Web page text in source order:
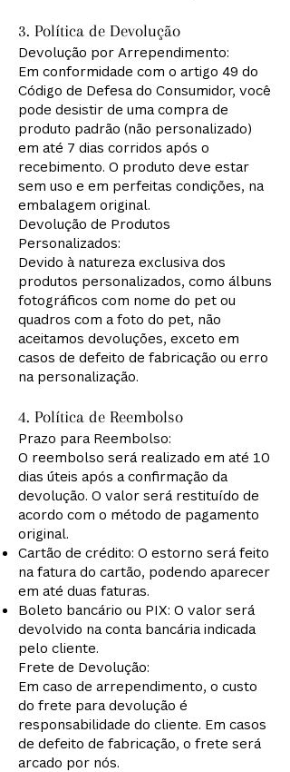
3. Política de Devolução
Devolução por Arrependimento:
Em conformidade com o artigo 49 do
Código de Defesa do Consumidor, você
pode desistir de uma compra de
produto padrão (não personalizado)
em até 7 dias corridos após o
recebimento. O produto deve estar
sem uso e em perfeitas condições, na
embalagem original.
Devolução de Produtos
Personalizados:
Devido à natureza exclusiva dos
produtos personalizados, como álbuns
fotográficos com nome do pet ou
quadros com a foto do pet, não
aceitamos devoluções, exceto em
casos de defeito de fabricação ou erro
na personalização.
4. Política de Reembolso
Prazo para Reembolso:
O reembolso será realizado em até 10
dias úteis após a confirmação da
devolução. O valor será restituído de
acordo com o método de pagamento
original.
Cartão de crédito: O estorno será feito
na fatura do cartão, podendo aparecer
em até duas faturas.
Boleto bancário ou PIX: O valor será
devolvido na conta bancária indicada
pelo cliente.
Frete de Devolução:
Em caso de arrependimento, o custo
do frete para devolução é
responsabilidade do cliente. Em casos
de defeito de fabricação, o frete será
arcado por nós.